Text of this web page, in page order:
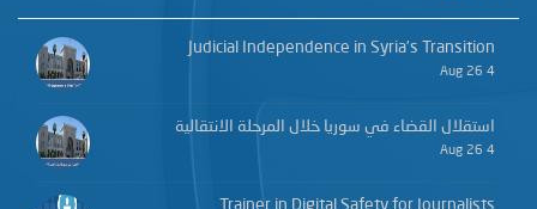
Judicial Independence in Syria’s Transition
4 Aug 26
استقلال القضاء في سوريا خلال المرحلة الانتقالية
4 Aug 26